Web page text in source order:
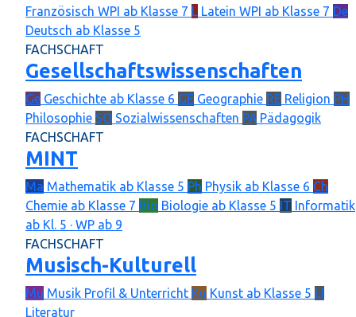
Französisch WPI ab Klasse 7 L Latein WPI ab Klasse 7 De
Deutsch ab Klasse 5
FACHSCHAFT
Gesellschaftswissenschaften
Ge Geschichte ab Klasse 6 GE Geographie RE Religion PH
Philosophie SO Sozialwissenschaften PÄ Pädagogik
FACHSCHAFT
MINT
Ma Mathematik ab Klasse 5 Ph Physik ab Klasse 6 Ch
Chemie ab Klasse 7 Bio Biologie ab Klasse 5 IT Informatik
ab Kl. 5 · WP ab 9
FACHSCHAFT
Musisch-Kulturell
Mu Musik Profil & Unterricht Ku Kunst ab Klasse 5 LI
Literatur